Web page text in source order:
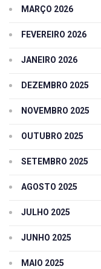
MARÇO 2026
FEVEREIRO 2026
JANEIRO 2026
DEZEMBRO 2025
NOVEMBRO 2025
OUTUBRO 2025
SETEMBRO 2025
AGOSTO 2025
JULHO 2025
JUNHO 2025
MAIO 2025